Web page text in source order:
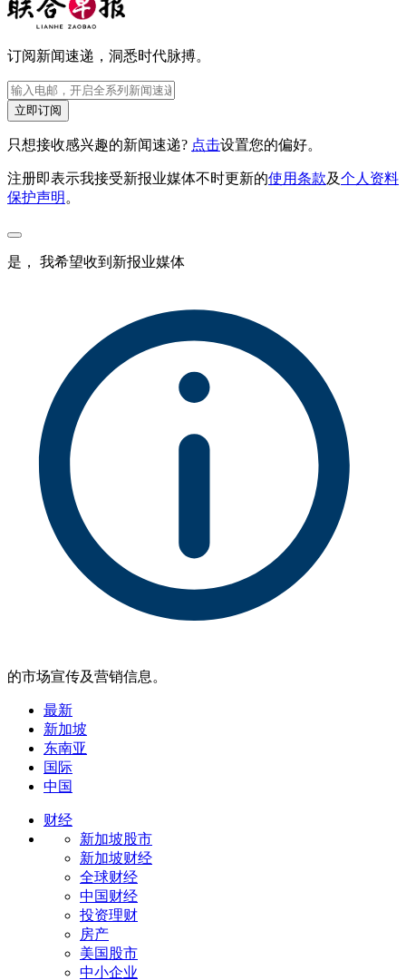
订阅新闻速递，洞悉时代脉搏。
立即订阅
只想接收感兴趣的新闻速递? 点击设置您的偏好。
注册即表示我接受新报业媒体不时更新的使用条款及个人资料
保护声明 。
是， 我希望收到新报业媒体
的市场宣传及营销信息。
最新
新加坡
东南亚
国际
中国
财经
新加坡股市
新加坡财经
全球财经
中国财经
投资理财
房产
美国股市
中小企业